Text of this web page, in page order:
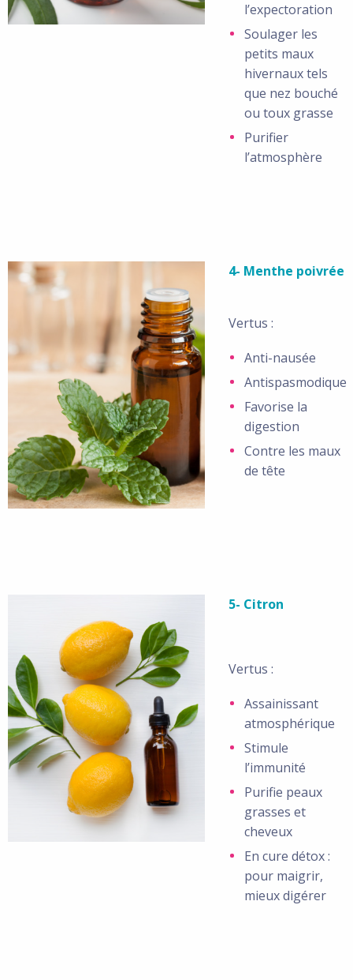
l’expectoration
Soulager les
petits maux
hivernaux tels
que nez bouché
ou toux grasse
Purifier
l’atmosphère
4- Menthe poivrée
Vertus :
Anti-nausée
Antispasmodique
Favorise la
digestion
Contre les maux
de tête
5- Citron
Vertus :
Assainissant
atmosphérique
Stimule
l’immunité
Purifie peaux
grasses et
cheveux
En cure détox :
pour maigrir,
mieux digérer